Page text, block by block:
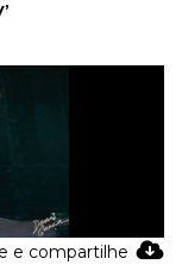
e compartilhe